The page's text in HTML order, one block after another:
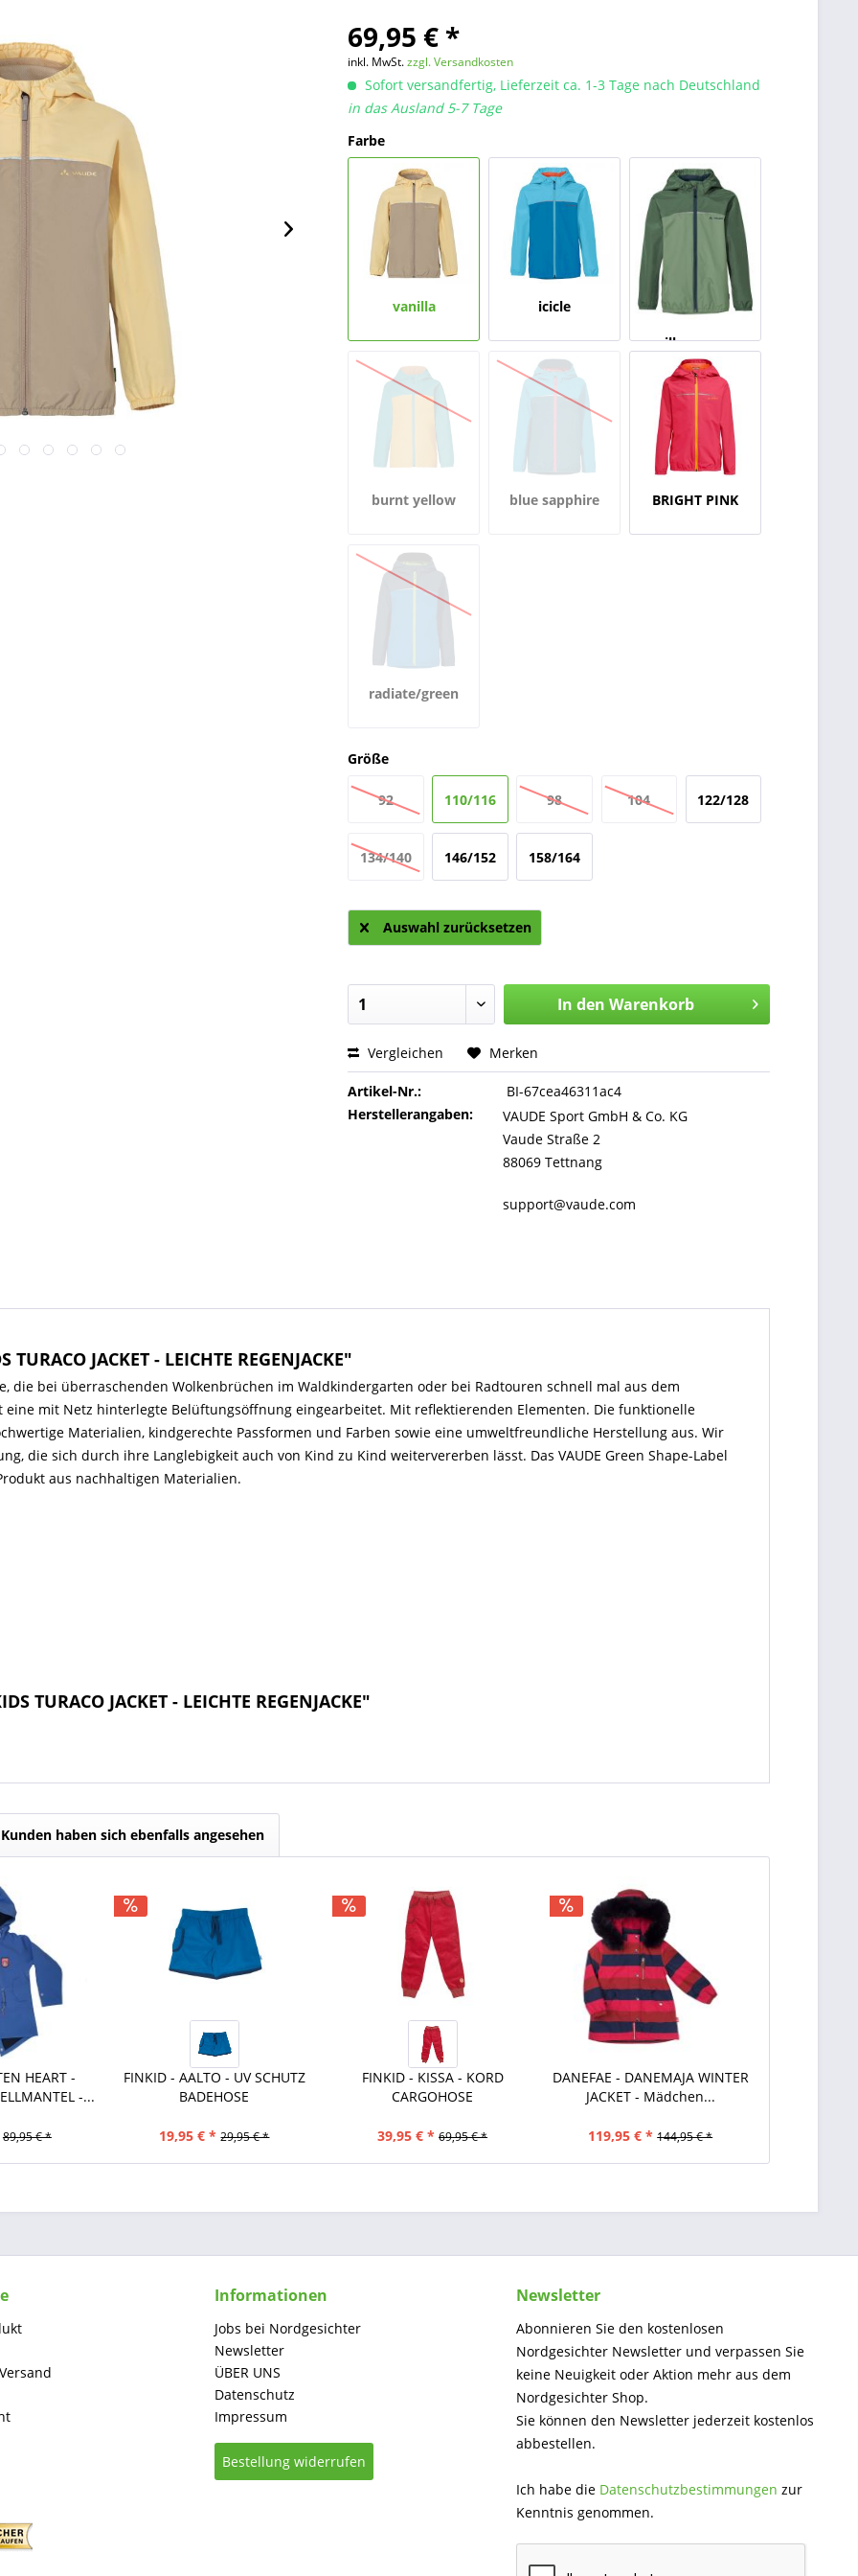
69,95 € *
inkl. MwSt.zzgl. Versandkosten
Sofort versandfertig, Lieferzeit ca. 1-3 Tage nach Deutschland
in das Ausland 5-7 Tage
Farbe
vanilla
icicle
willow green
burnt yellow blue sapphire BRIGHT PINK
radiate/green
Größe
92 110/116 98 104 122/128
134/140 146/152 158/164
Auswahl zurücksetzen
In den Warenkorb
Vergleichen Merken
Artikel-Nr.:
BI-67cea46311ac4
Herstellerangaben:
VAUDE Sport GmbH & Co. KG
Vaude Straße 2
88069 Tettnang
support@vaude.com
JACKET - LEICHTE REGENJACKE"
die bei überraschenden Wolkenbrüchen im Waldkindergarten oder bei Radtouren schnell mal aus dem
eine mit Netz hinterlegte Belüftungsöffnung eingearbeitet. Mit reflektierenden Elementen. Die funktionelle
Materialien, kindgerechte Passformen und Farben sowie eine umweltfreundliche Herstellung aus. Wir
die sich durch ihre Langlebigkeit auch von Kind zu Kind weitervererben lässt. Das VAUDE Green Shape-Label
aus nachhaltigen Materialien.
JACKET - LEICHTE REGENJACKE"
Kunden haben sich ebenfalls angesehen
HEART -
-...
89,95 € *
FINKID - AALTO - UV SCHUTZ
BADEHOSE
19,95 € * 29,95 € *
FINKID - KISSA - KORD
CARGOHOSE
39,95 € * 69,95 € *
DANEFAE - DANEMAJA WINTER
JACKET - Mädchen...
119,95 € * 144,95 € *
Informationen
Jobs bei Nordgesichter
Newsletter
ÜBER UNS
Datenschutz
Impressum
Bestellung widerrufen
Newsletter
Abonnieren Sie den kostenlosen
Nordgesichter Newsletter und verpassen Sie
keine Neuigkeit oder Aktion mehr aus dem
Nordgesichter Shop.
Sie können den Newsletter jederzeit kostenlos
abbestellen.
Ich habe die Datenschutzbestimmungen zur
Kenntnis genommen.